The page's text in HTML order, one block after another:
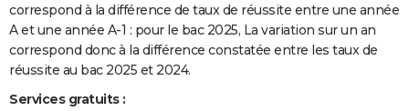
correspond à la différence de taux de réussite entre une année
A et une année A-1 : pour le bac 2025, La variation sur un an
correspond donc à la différence constatée entre les taux de
réussite au bac 2025 et 2024.
Services gratuits :